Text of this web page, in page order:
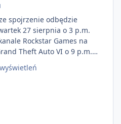
spojrzenie odbędzie
27 sierpnia o 3 p.m.
Rockstar Games na
Theft Auto VI o 9 p.m.
na PlayStation 5